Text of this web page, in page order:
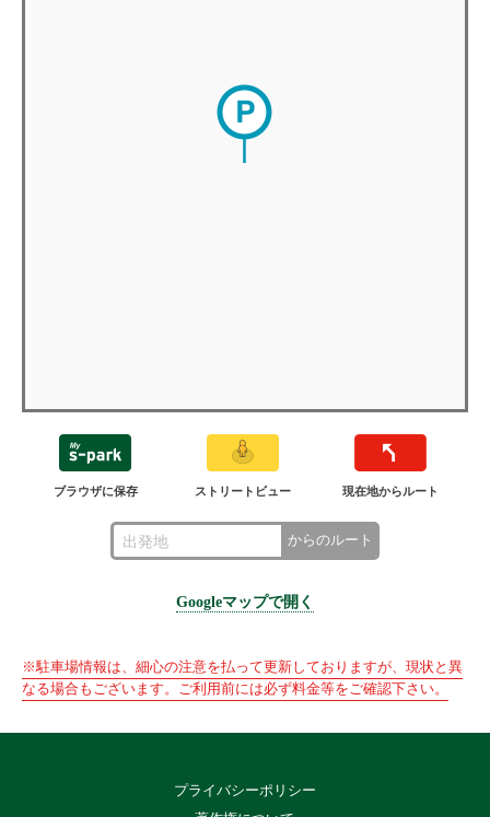
ブラウザに保存 ストリートビュー 現在地からルート
からのルート
Googleマップで開く
※駐車場情報は、細心の注意を払って更新しておりますが、現状と異
なる場合もございます。ご利用前には必ず料金等をご確認下さい。
プライバシーポリシー